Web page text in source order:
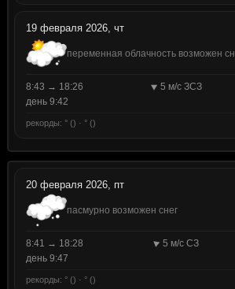
19 февраля 2026, чт
переменная облачность возможен
8:43 → 18:26
5 м/с ЗСЗ
день 9:42
рекорды: ° () · ° ()
20 февраля 2026, пт
пасмурно возможен снег
8:41 → 18:28
5 м/с СЗ
день 9:47
рекорды: ° () · ° ()